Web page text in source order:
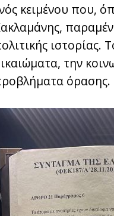
κειμένου που,
ιστορίας.
την
όρασης.